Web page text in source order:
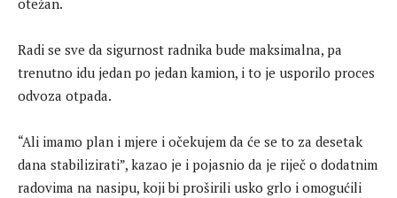
otežan.
Radi se sve da sigurnost radnika bude maksimalna, pa
trenutno idu jedan po jedan kamion, i to je usporilo proces
odvoza otpada.
“Ali imamo plan i mjere i očekujem da će se to za desetak
dana stabilizirati”, kazao je i pojasnio da je riječ o dodatnim
radovima na nasipu, koji bi proširili usko grlo i omogućili